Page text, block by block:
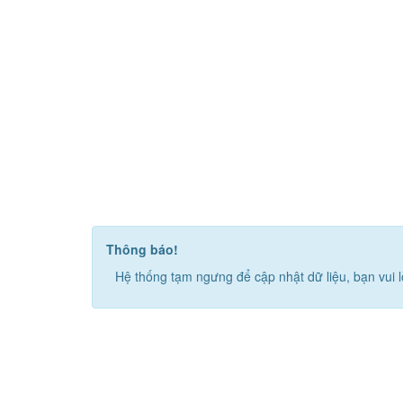
Thông báo!
Hệ thống tạm ngưng để cập nhật dữ liệu, bạn vui